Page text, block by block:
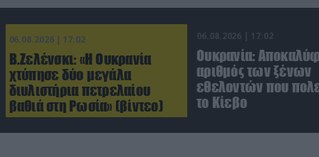
06.08.2026 | 17:02
Β.Ζελένσκι: «Η Ουκρανία
χτύπησε δύο μεγάλα
διυλιστήρια πετρελαίου
βαθιά στη Ρωσία» (βίντεο)
06.08.2026 | 17:02
Ουκρανία:
αριθμός των ξένων
εθελοντών που
το Κίεβο